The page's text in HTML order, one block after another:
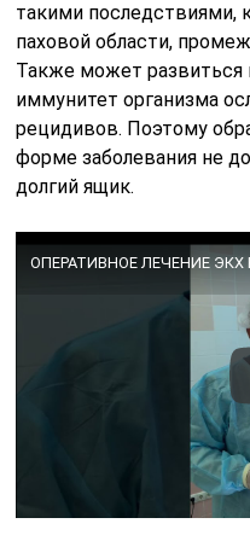
такими последствиями,
паховой области,
Также может
иммунитет организма
рецидивов. Поэтому
форме заболевания не
долгий ящик.
ОПЕРАТИВНОЕ ЛЕЧЕНИЕ ЭКХ